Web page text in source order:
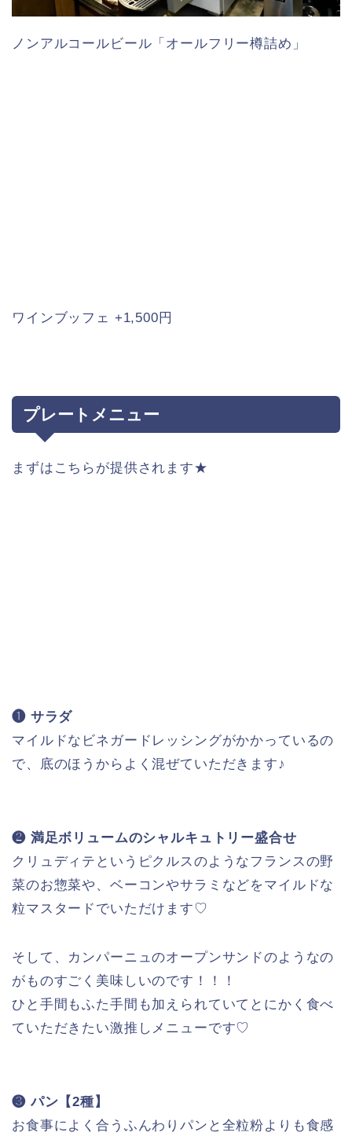
ノンアルコールビール「オールフリー樽詰め」
ワインブッフェ +1,500円
プレートメニュー
まずはこちらが提供されます★
❶ サラダ
マイルドなビネガードレッシングがかかっているの
で、底のほうからよく混ぜていただきます♪
❷ 満足ボリュームのシャルキュトリー盛合せ
クリュディテというピクルスのようなフランスの野
菜のお惣菜や、ベーコンやサラミなどをマイルドな
粒マスタードでいただけます♡
そして、カンパーニュのオープンサンドのようなの
がものすごく美味しいのです！！！
ひと手間もふた手間も加えられていてとにかく食べ
ていただきたい激推しメニューです♡
❸ パン【2種】
お食事によく合うふんわりパンと全粒粉よりも食感